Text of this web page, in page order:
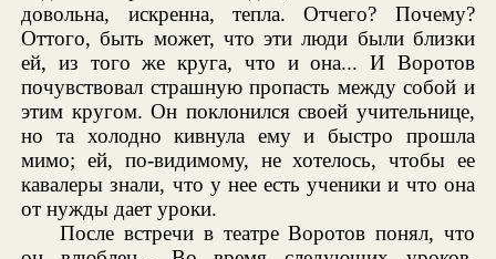
довольна, искренна, тепла. Отчего? Почему?
Оттого, быть может, что эти люди были близки
ей, из того же круга, что и она... И Воротов
почувствовал страшную пропасть между собой и
этим кругом. Он поклонился своей учительнице,
но та холодно кивнула ему и быстро прошла
мимо; ей, по-видимому, не хотелось, чтобы ее
кавалеры знали, что у нее есть ученики и что она
от нужды дает уроки.
После встречи в театре Воротов понял, что